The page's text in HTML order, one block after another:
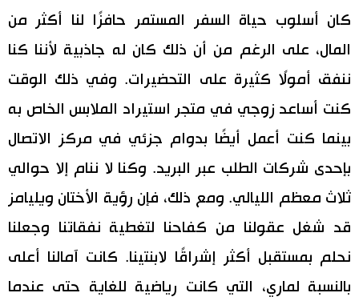
كان أسلوب حياة السفر المستمر حافزًا لنا أكثر من
المال، على الرغم من أن ذلك كان له جاذبية لأننا كنا
ننفق أمولًا كثيرة على التحضيرات. وفي ذلك الوقت
كنت أساعد زوجي في متجر استيراد الملابس الخاص به
بينما كنت أعمل أيضًا بدوام جزئي في مركز الاتصال
بإحدى شركات الطلب عبر البريد. وكنا لا ننام إلا حوالي
ثلاث معظم الليالي. ومع ذلك، فإن رؤية الأختان ويليامز
قد شغل عقولنا من كفاحنا لتغطية نفقاتنا وجعلنا
نحلم بمستقبل أكثر إشراقًا لابنتينا. كانت آمالنا أعلى
بالنسبة لماري، التي كانت رياضية للغاية حتى عندما